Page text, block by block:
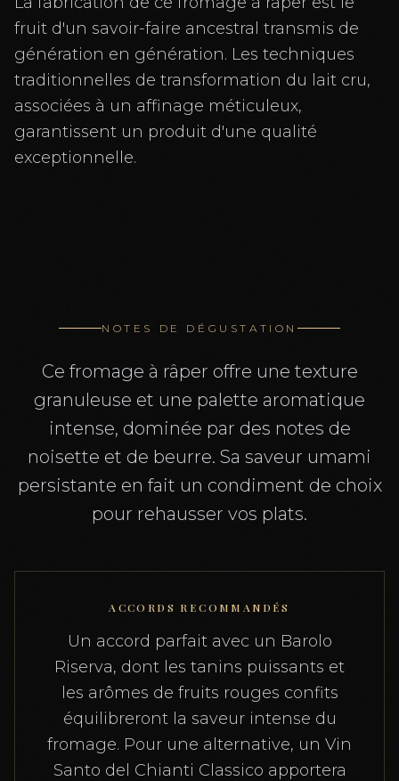
fruit d'un savoir-faire ancestral transmis de
génération en génération. Les techniques
traditionnelles de transformation du lait cru,
associées à un affinage méticuleux,
garantissent un produit d'une qualité
exceptionnelle.
NOTES DE DÉGUSTATION
Ce fromage à râper offre une texture
granuleuse et une palette aromatique
intense, dominée par des notes de
noisette et de beurre. Sa saveur umami
persistante en fait un condiment de choix
pour rehausser vos plats.
ACCORDS RECOMMANDÉS
Un accord parfait avec un Barolo
Riserva, dont les tanins puissants et
les arômes de fruits rouges confits
équilibreront la saveur intense du
fromage. Pour une alternative, un Vin
Santo del Chianti Classico apportera